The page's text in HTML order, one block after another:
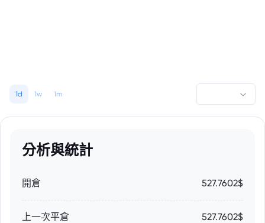
1d 1w 1m
分析與統計
開倉 527.7602$
上一次平倉 527.7602$